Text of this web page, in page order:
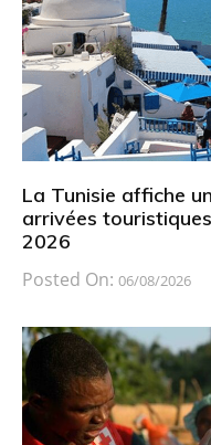
La Tunisie affiche
arrivées
2026
Posted On: 06/08/2026